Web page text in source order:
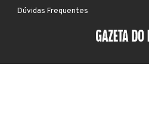
Dúvidas Frequentes